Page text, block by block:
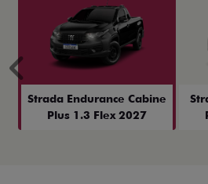
Strada Endurance Cabine
Plus 1.3 Flex 2027
Anterior